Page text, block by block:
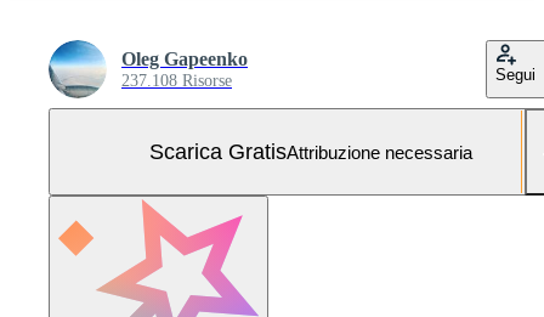
Oleg Gapeenko
237.108 Risorse Segui
Scarica GratisAttribuzione necessaria